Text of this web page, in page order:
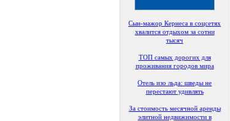
Сын-мажор Кернеса в соцсетях
хвалится отдыхом за сотни
тысяч
ТОП самых дорогих для
проживания городов мира
Отель изо льда: шведы не
перестают удивлять
За стоимость месячной аренды
элитной недвижимости в